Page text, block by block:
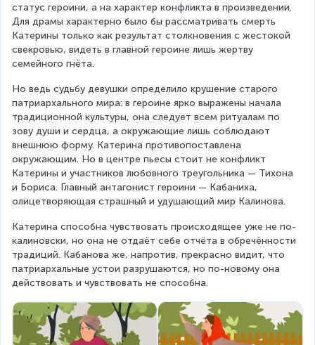
статус героини, а на характер конфликта в произведении.
Для драмы характерно было бы рассматривать смерть
Катерины только как результат столкновения с жестокой
свекровью, видеть в главной героине лишь жертву
семейного гнёта.
Но ведь судьбу девушки определило крушение старого
патриархального мира: в героине ярко выражены начала
традиционной культуры, она следует всем ритуалам по
зову души и сердца, а окружающие лишь соблюдают
внешнюю форму. Катерина противопоставлена
окружающим. Но в центре пьесы стоит не конфликт
Катерины и участников любовного треугольника — Тихона
и Бориса. Главный антагонист героини — Кабаниха,
олицетворяющая страшный и удушающий мир Калинова.
Катерина способна чувствовать происходящее уже не по-
калиновски, но она не отдаёт себе отчёта в обречённости
традиций. Кабанова же, напротив, прекрасно видит, что
патриархальные устои разрушаются, но по-новому она
действовать и чувствовать не способна.